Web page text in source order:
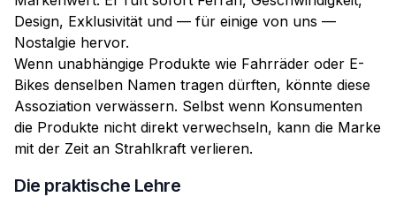
Design, Exklusivität und — für einige von uns —
Nostalgie hervor.
Wenn unabhängige Produkte wie Fahrräder oder E-
Bikes denselben Namen tragen dürften, könnte diese
Assoziation verwässern. Selbst wenn Konsumenten
die Produkte nicht direkt verwechseln, kann die Marke
mit der Zeit an Strahlkraft verlieren.
Die praktische Lehre